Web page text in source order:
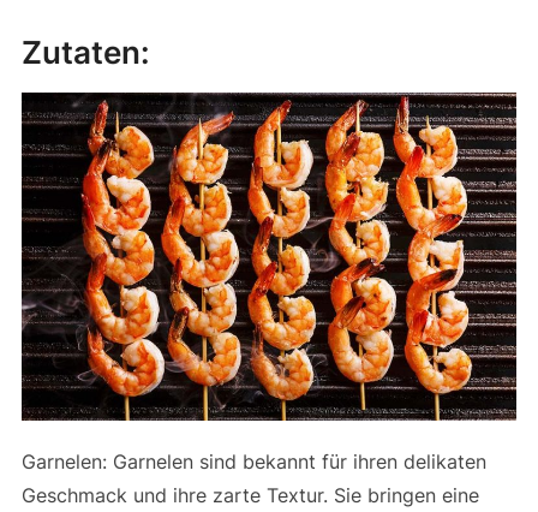
Zutaten:
Garnelen: Garnelen sind bekannt für ihren delikaten
Geschmack und ihre zarte Textur. Sie bringen eine